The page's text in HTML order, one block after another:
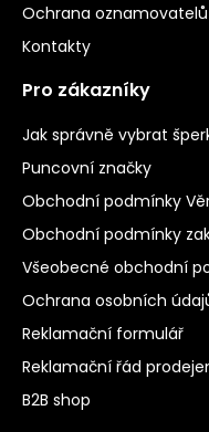
Ochrana oznamovatelů
Kontakty
Pro zákazníky
Jak správně vybrat
Puncovní značky
Obchodní podmínky
Obchodní podmínky
Všeobecné obchodní
Ochrana osobních
Reklamační formulář
Reklamační řád
B2B shop